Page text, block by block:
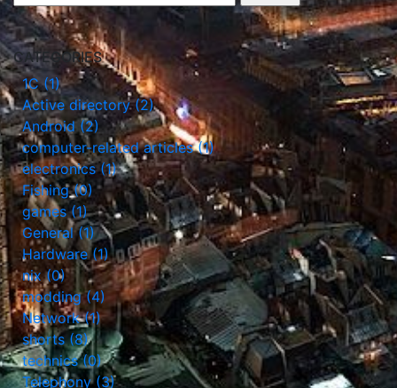
CATEGORIES
1С (1)
Active directory (2)
Android (2)
computer-related articles (1)
electronics (1)
Fishing (0)
games (1)
General (1)
Hardware (1)
nix (0)
modding (4)
Network (1)
shorts (8)
technics (0)
Telephony (3)